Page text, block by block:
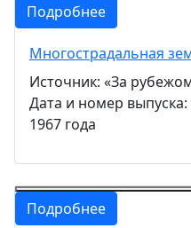
Подробнее
Многострадальная
Источник: «За
Дата и номер
1967 года
Подробнее